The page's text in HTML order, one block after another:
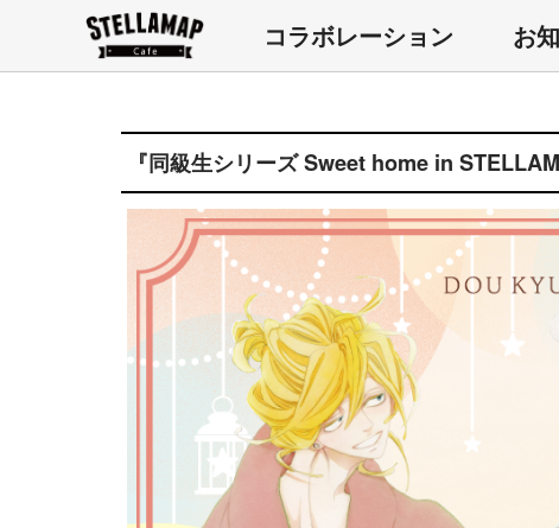
コラボレーション お
『同級生シリーズ Sweet home in